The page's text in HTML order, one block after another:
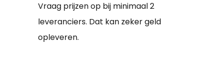
Vraag prijzen op bij minimaal 2
leveranciers. Dat kan zeker geld
opleveren.